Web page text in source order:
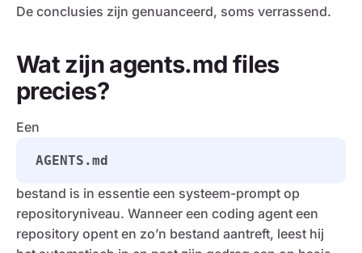
De conclusies zijn genuanceerd, soms verrassend.
Wat zijn agents.md files
precies?
Een
AGENTS.md
bestand is in essentie een systeem-prompt op
repositoryniveau. Wanneer een coding agent een
repository opent en zo’n bestand aantreft, leest hij